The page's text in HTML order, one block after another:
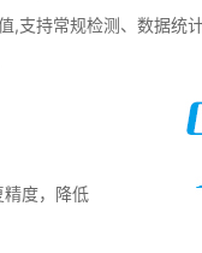
持常规检测、数据
度，降低